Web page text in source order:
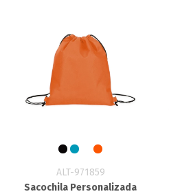
ALT-971859
Sacochila Personalizada